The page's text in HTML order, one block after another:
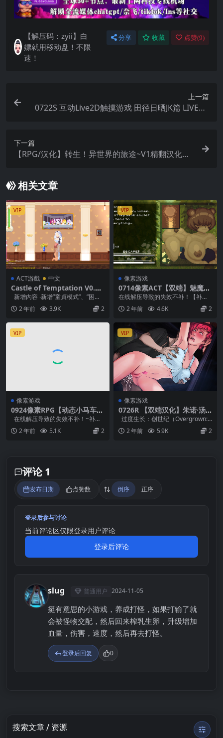
【解压码：zyii】白
嫖就用移动盘！不限
速！
分享 收藏 点赞(9)
上一篇
0722S 互动Live2D触摸游戏 田径日晒JK篇 LIVE2D
下一篇
【RPG/汉化】转生！异世界的旅途~V1精翻汉化完
相关文章
VIP
ACT游戲 中文
Castle of Temptation V0.3.
3a
新增內容 ‧新增”童貞模式”、”困難
模式”以及”自由模式”，”童貞...
2 年前 3.9K 2
VIP
像素游戏
0714像素ACT【双端】魅魔猎
手（Succubus-Hunt）V0.71
在线解压导致的失效不补！【补得
话有偿！】 ①将.zip1或zipP都需
要改成 ....
2 年前 4.6K 2
VIP
像素游戏
0924像素RPG【动态小马车】
小村庄的临时勇者 – 小さな村
のおてつだい【加载AI翻译】
在线解压导致的失效不补！~补得
话有偿~1米！（如果能联系到我的
话） ①把后缀...
2 年前 5.1K 2
VIP
像素游戏
0726R 【双端汉化】朱诺·汤
森德的末日传奇生活~过度生
长-创世纪 Overgrown: Gene
sis V1.02
过度生长：创世纪（Overgrown:
Genesis） 简单来说，这是一款...
2 年前 5.9K 2
评论 1
发布日期 点赞数 倒序 正序
登录后参与讨论
当前评论区仅限登录用户评论
登录后评论
S slug 普通用户 2024-11-05
挺有意思的小游戏，养成打怪，如果打输了就
会被怪物交配，然后回来榨乳生卵，升级增加
血量，伤害，速度，然后再去打怪。
登录后回复 0
搜索文章 / 资源